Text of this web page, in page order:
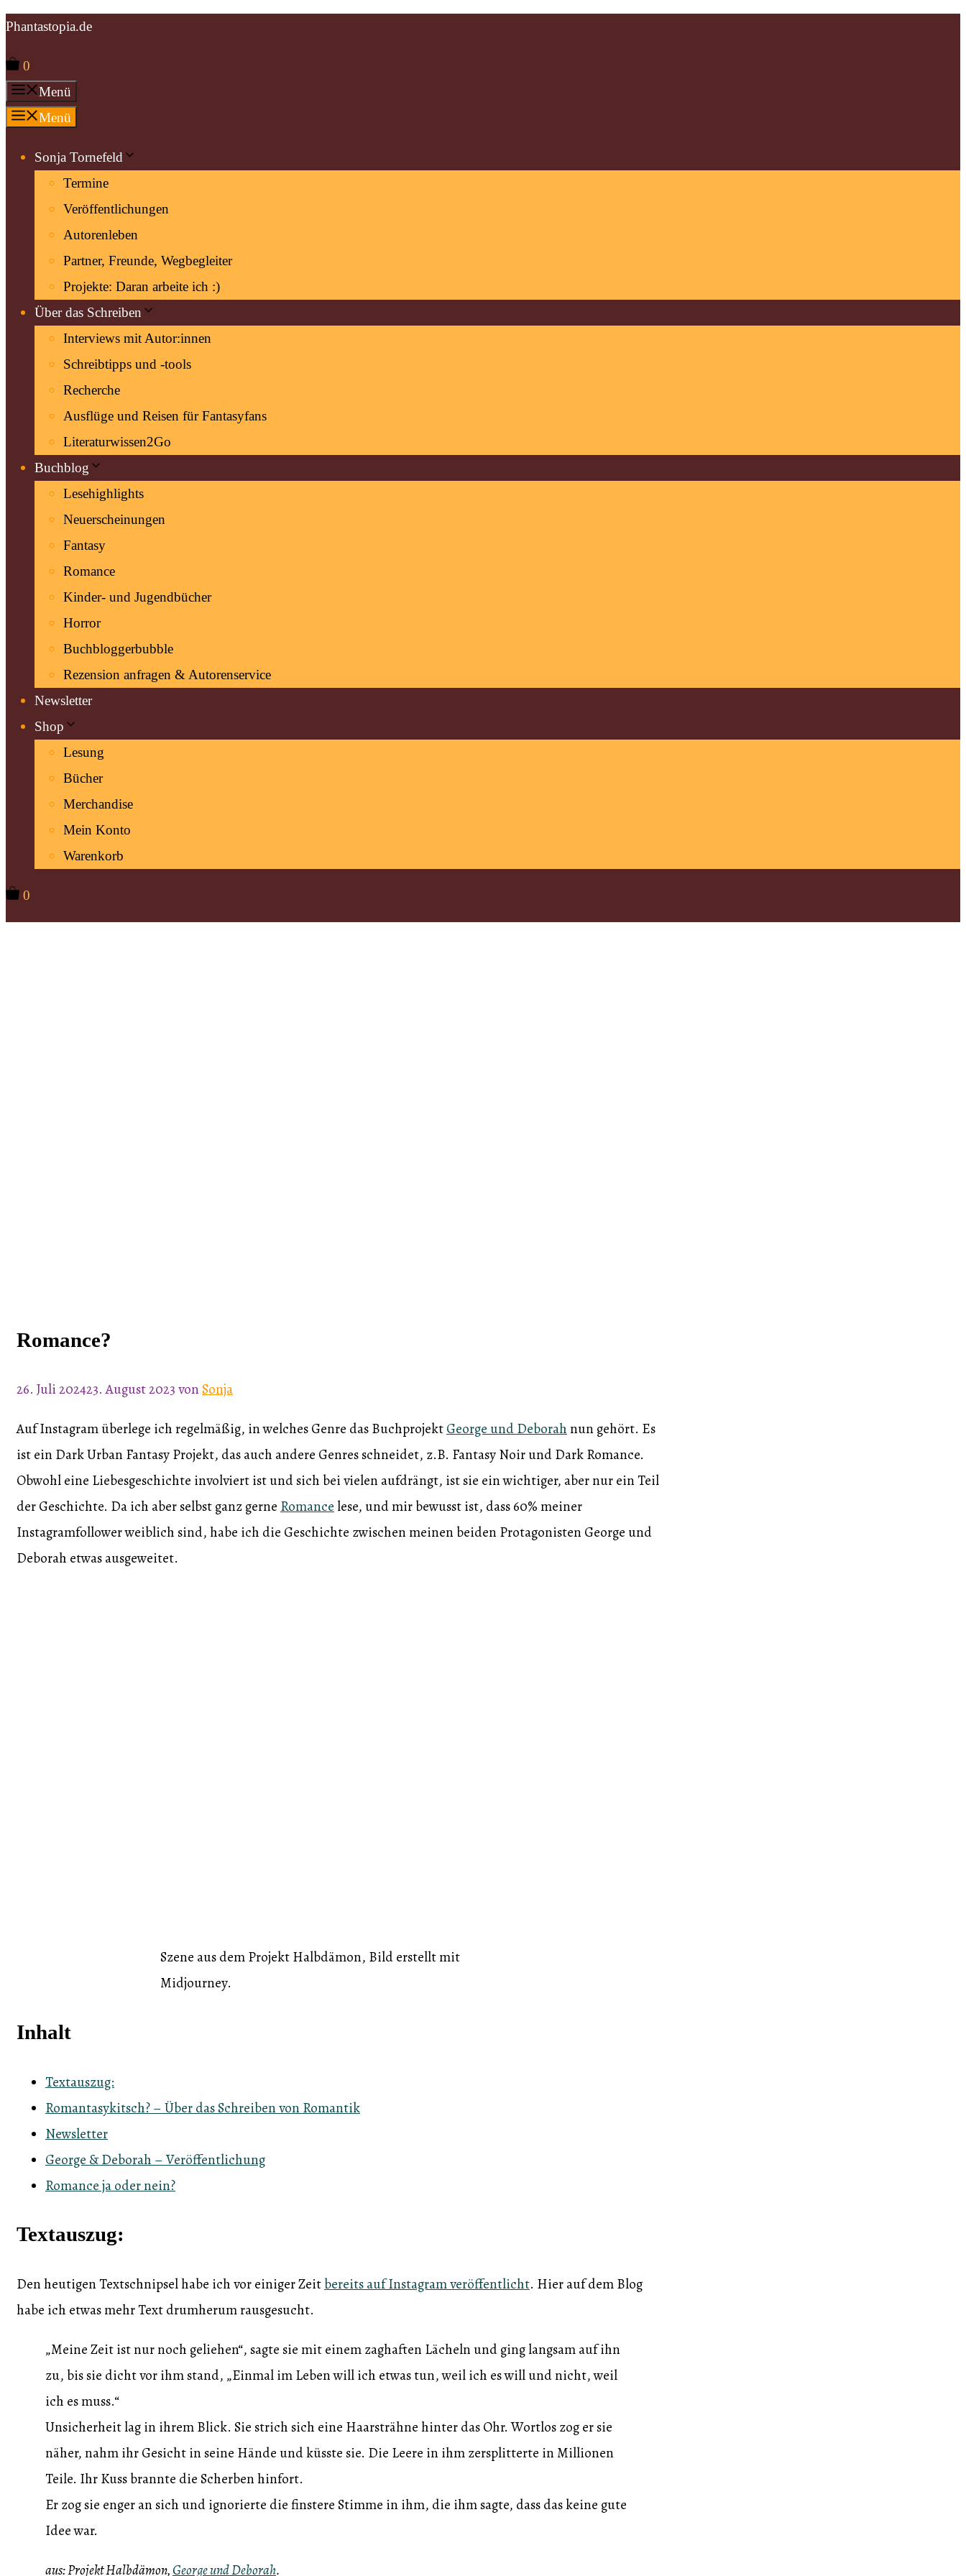
Zum
springen
Phantastopia.de
0
Menü
Menü
Sonja Tornefeld
Termine
Veröffentlichungen
Autorenleben
Partner, Freunde, Wegbegleiter
Projekte: Daran arbeite ich :)
Über das Schreiben
Interviews mit Autor:innen
Schreibtipps und -tools
Recherche
Ausflüge und Reisen für Fantasyfans
Literaturwissen2Go
Buchblog
Lesehighlights
Neuerscheinungen
Fantasy
Romance
Kinder- und Jugendbücher
Horror
Buchbloggerbubble
Rezension anfragen & Autorenservice
Newsletter
Shop
Lesung
Bücher
Merchandise
Mein Konto
Warenkorb
0
Romance?
26. Juli 202423. August 2023vonSonja
Auf Instagram überlege ich regelmäßig, in welches Genre das BuchprojektGeorge und Deborahnun gehört. Es
ist ein Dark Urban Fantasy Projekt, das auch andere Genres schneidet, z.B. Fantasy Noir und Dark Romance.
Obwohl eine Liebesgeschichte involviert ist und sich bei vielen aufdrängt, ist sie ein wichtiger, aber nur ein Teil
der Geschichte. Da ich aber selbst ganz gerneRomancelese, und mir bewusst ist, dass 60% meiner
Instagramfollower weiblich sind, habe ich die Geschichte zwischen meinen beiden Protagonisten George und
Deborah etwas ausgeweitet.
Szene aus dem Projekt Halbdämon, Bild erstellt mit
Midjourney.
Inhalt
Textauszug:
Romantasykitsch? – Über das Schreiben von Romantik
Newsletter
George & Deborah – Veröffentlichung
Romance ja oder nein?
Textauszug:
Den heutigen Textschnipsel habe ich vor einiger Zeitbereits auf Instagram veröffentlicht. Hier auf dem Blog
habe ich etwas mehr Text drumherum rausgesucht.
„Meine Zeit ist nur noch geliehen“, sagte sie mit einem zaghaften Lächeln und ging langsam auf ihn
zu, bis sie dicht vor ihm stand, „Einmal im Leben will ich etwas tun, weil ich es will und nicht, weil
ich es muss.“
Unsicherheit lag in ihrem Blick. Sie strich sich eine Haarsträhne hinter das Ohr. Wortlos zog er sie
näher, nahm ihr Gesicht in seine Hände und küsste sie. Die Leere in ihm zersplitterte in Millionen
Teile. Ihr Kuss brannte die Scherben hinfort.
Er zog sie enger an sich und ignorierte die finstere Stimme in ihm, die ihm sagte, dass das keine gute
Idee war.
aus: Projekt Halbdämon,George und Deborah.